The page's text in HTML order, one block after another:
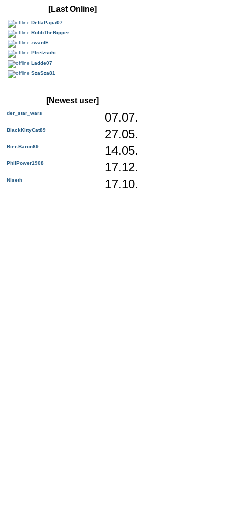
[Last Online]
DeltaPapa07
RobbTheRipper
zwantE
Pfretzschi
Ladde07
SzaSza81
[Newest user]
der_star_wars 07.07.
BlackKittyCat89 27.05.
Bier-Baron69 14.05.
PhilPower1908 17.12.
Niseth 17.10.